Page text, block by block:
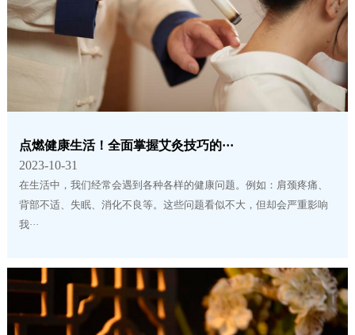
点燃健康生活！全面掌握艾灸技巧的···
2023-10-31
在生活中，我们经常会遇到各种各样的健康问题。例如：肩颈疼痛、
背部不适、失眠、消化不良等。这些问题看似不大，但却会严重影响
我···